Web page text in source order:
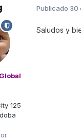
125
Publicado 30
Saludos y